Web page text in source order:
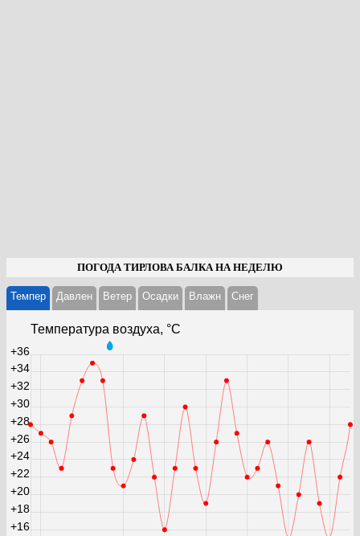
ПОГОДА ТИРЛОВА БАЛКА НА НЕДЕЛЮ
Темпер Давлен Ветер Осадки Влажн Cнег
Температура воздуха, °С
+16
+18
+20
+22
+24
+26
+28
+30
+32
+34
+36